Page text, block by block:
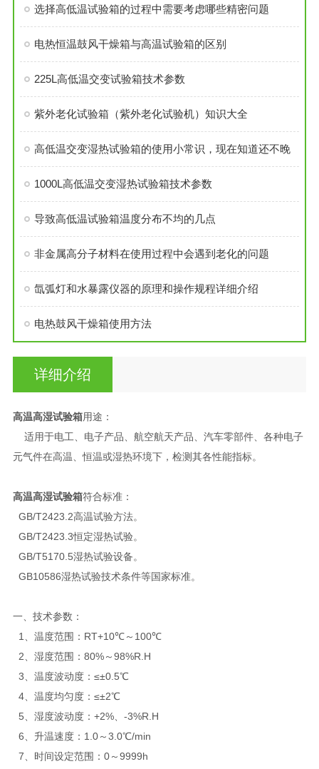
选择高低温试验箱的过程中需要考虑哪些精密问题
电热恒温鼓风干燥箱与高温试验箱的区别
225L高低温交变试验箱技术参数
紫外老化试验箱（紫外老化试验机）知识大全
高低温交变湿热试验箱的使用小常识，现在知道还不晚
1000L高低温交变湿热试验箱技术参数
导致高低温试验箱温度分布不均的几点
非金属高分子材料在使用过程中会遇到老化的问题
氙弧灯和水暴露仪器的原理和操作规程详细介绍
电热鼓风干燥箱使用方法
详细介绍
高温高湿试验箱用途：
适用于电工、电子产品、航空航天产品、汽车零部件、各种电子
元气件在高温、恒温或湿热环境下，检测其各性能指标。
高温高湿试验箱符合标准：
GB/T2423.2高温试验方法。
GB/T2423.3恒定湿热试验。
GB/T5170.5湿热试验设备。
GB10586湿热试验技术条件等国家标准。
一、技术参数：
1、温度范围：RT+10℃～100℃
2、湿度范围：80%～98%R.H
3、温度波动度：≤±0.5℃
4、温度均匀度：≤±2℃
5、湿度波动度：+2%、-3%R.H
6、升温速度：1.0～3.0℃/min
7、时间设定范围：0～9999h